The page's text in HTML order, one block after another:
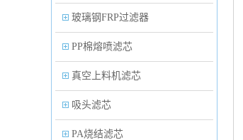
玻璃钢FRP过滤器
PP棉熔喷滤芯
真空上料机滤芯
吸头滤芯
PA烧结滤芯